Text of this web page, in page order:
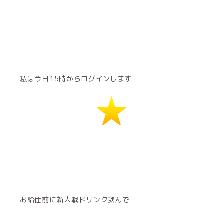
私は今日15時からログインします
お給仕前に新人戦ドリンク飲んで